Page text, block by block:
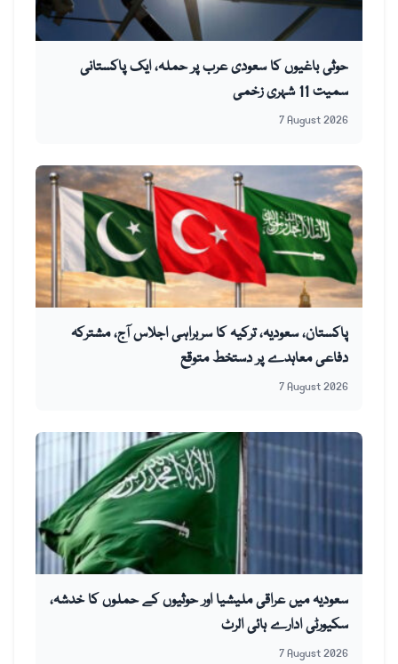
حوثی باغیوں کا سعودی عرب پر حملہ، ایک پاکستانی
سمیت 11 شہری زخمی
7 August 2026
پاکستان، سعودیہ، ترکیہ کا سربراہی اجلاس آج، مشترکہ
دفاعی معاہدے پر دستخط متوقع
7 August 2026
سعودیہ میں عراقی ملیشیا اور حوثیوں کے حملوں کا خدشہ،
سکیورٹی ادارے ہائی الرٹ
7 August 2026